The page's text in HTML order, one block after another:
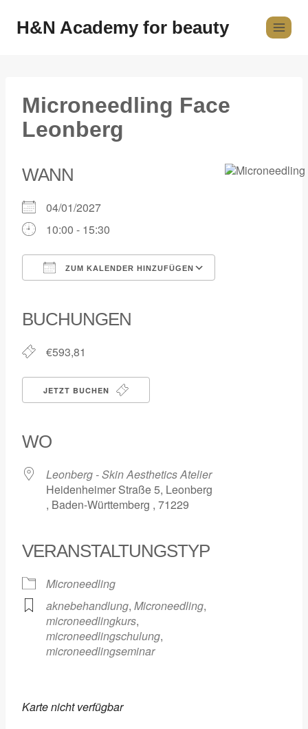
H&N Academy for beauty
Microneedling Face
Leonberg
WANN
04/01/2027
10:00 - 15:30
ZUM KALENDER HINZUFÜGEN
BUCHUNGEN
€593,81
JETZT BUCHEN
WO
Leonberg - Skin Aesthetics Atelier
Heidenheimer Straße 5, Leonberg
, Baden-Württemberg , 71229
VERANSTALTUNGSTYP
Microneedling
aknebehandlung, Microneedling,
microneedlingkurs,
microneedlingschulung,
microneedlingseminar
Karte nicht verfügbar